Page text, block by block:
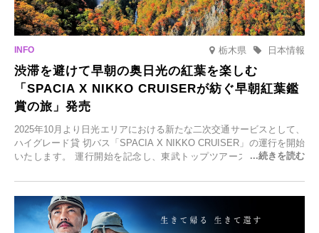
栃木県 日本情報
渋滞を避けて早朝の奥日光の紅葉を楽しむ
「SPACIA X NIKKO CRUISERが紡ぐ早朝紅葉鑑
賞の旅」発売
2025年10月より日光エリアにおける新たな二次交通サービスとして、
ハイグレード貸 切バス「SPACIA X NIKKO CRUISER」の運行を開始
いたします。 運行開始を記念し、東武トップツアーズ株式会社では
2025年9月12日(金)より発売いたします。